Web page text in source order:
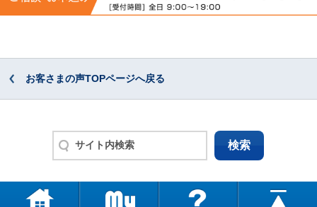
お客さまの声TOPページへ戻る